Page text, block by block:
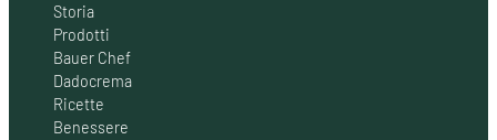
Storia
Prodotti
Bauer Chef
Dadocrema
Ricette
Benessere